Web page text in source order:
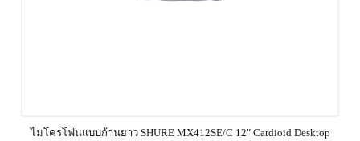
ไมโครโฟนแบบก้านยาว SHURE MX412SE/C 12″ Cardioid Desktop